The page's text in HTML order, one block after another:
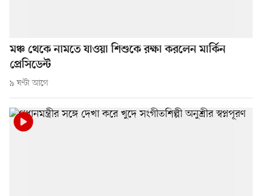
মঞ্চ থেকে নামতে যাওয়া শিশুকে রক্ষা করলেন মার্কিন
প্রেসিডেন্ট
৯ ঘণ্টা আগে